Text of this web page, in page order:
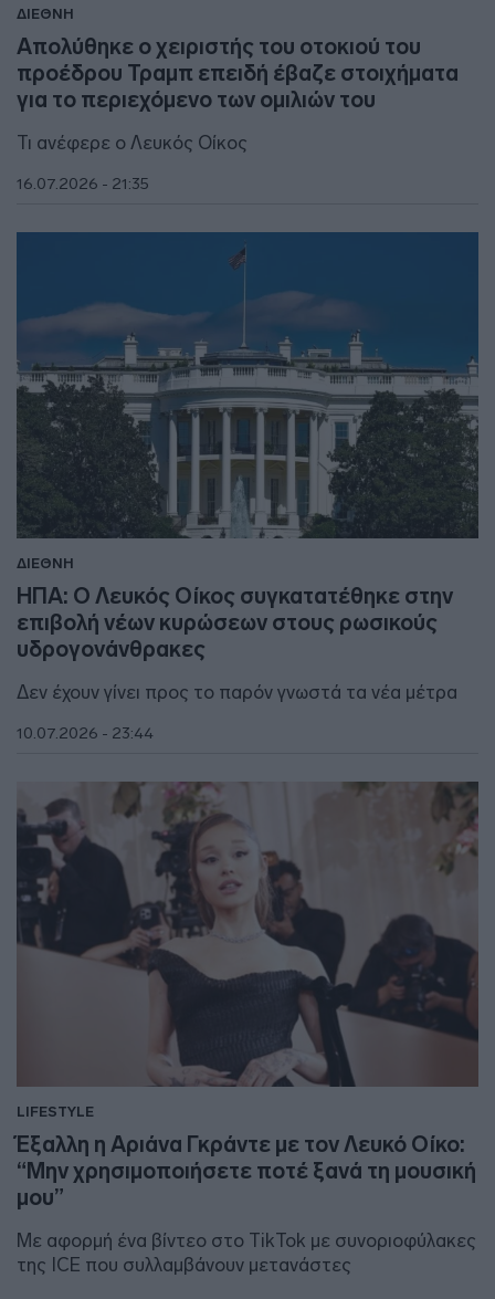
ΔΙΕΘΝΗ
Απολύθηκε ο χειριστής του οτοκιού του
προέδρου Τραμπ επειδή έβαζε στοιχήματα
για το περιεχόμενο των ομιλιών του
Τι ανέφερε ο Λευκός Οίκος
16.07.2026 - 21:35
ΔΙΕΘΝΗ
ΗΠΑ: Ο Λευκός Οίκος συγκατατέθηκε στην
επιβολή νέων κυρώσεων στους ρωσικούς
υδρογονάνθρακες
Δεν έχουν γίνει προς το παρόν γνωστά τα νέα μέτρα
10.07.2026 - 23:44
LIFESTYLE
Έξαλλη η Αριάνα Γκράντε με τον Λευκό Οίκο:
“Μην χρησιμοποιήσετε ποτέ ξανά τη μουσική
μου”
Με αφορμή ένα βίντεο στο TikTok με συνοριοφύλακες
της ICE που συλλαμβάνουν μετανάστες